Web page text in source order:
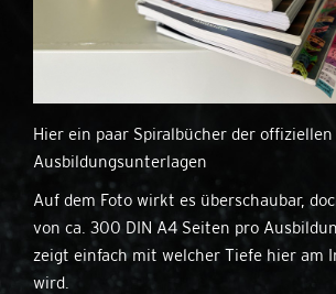
Hier ein paar Spiralbücher der offiziellen
Ausbildungsunterlagen
Auf dem Foto wirkt es überschaubar,
von ca. 300 DIN A4 Seiten pro
zeigt einfach mit welcher Tiefe hier am
wird.